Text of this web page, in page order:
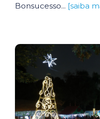
Bonsucesso... [saiba